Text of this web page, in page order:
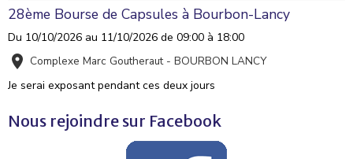
28ème Bourse de Capsules à Bourbon-Lancy
Du 10/10/2026 au 11/10/2026 de 09:00 à 18:00
Complexe Marc Goutheraut - BOURBON LANCY
Je serai exposant pendant ces deux jours
Nous rejoindre sur Facebook